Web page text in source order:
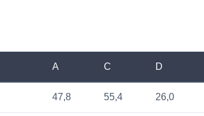
A C D
47,8 55,4 26,0